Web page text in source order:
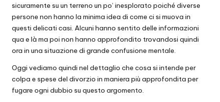
sicuramente su un terreno un po’ inesplorato poiché diverse
persone non hanno la minima idea di come ci si muova in
questi delicati casi. Alcuni hanno sentito delle informazioni
qua e là ma poi non hanno approfondito trovandosi quindi
ora in una situazione di grande confusione mentale.
Oggi vediamo quindi nel dettaglio che cosa si intende per
colpa e spese del divorzio in maniera più approfondita per
fugare ogni dubbio su questo argomento.